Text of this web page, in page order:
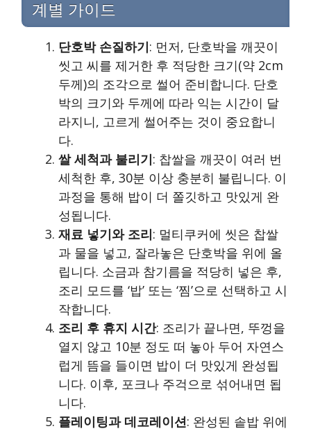
계별 가이드
단호박 손질하기: 먼저, 단호박을 깨끗이
씻고 씨를 제거한 후 적당한 크기(약 2cm
두께)의 조각으로 썰어 준비합니다. 단호
박의 크기와 두께에 따라 익는 시간이 달
라지니, 고르게 썰어주는 것이 중요합니
다.
쌀 세척과 불리기: 찹쌀을 깨끗이 여러 번
세척한 후, 30분 이상 충분히 불립니다. 이
과정을 통해 밥이 더 쫄깃하고 맛있게 완
성됩니다.
재료 넣기와 조리: 멀티쿠커에 씻은 찹쌀
과 물을 넣고, 잘라놓은 단호박을 위에 올
립니다. 소금과 참기름을 적당히 넣은 후,
조리 모드를 ‘밥’ 또는 ‘찜’으로 선택하고 시
작합니다.
조리 후 휴지 시간: 조리가 끝나면, 뚜껑을
열지 않고 10분 정도 떠 놓아 두어 자연스
럽게 뜸을 들이면 밥이 더 맛있게 완성됩
니다. 이후, 포크나 주걱으로 섞어내면 됩
니다.
플레이팅과 데코레이션: 완성된 솥밥 위에